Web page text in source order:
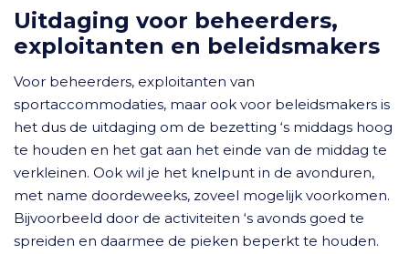
Uitdaging voor beheerders,
exploitanten en beleidsmakers
Voor beheerders, exploitanten van
sportaccommodaties, maar ook voor beleidsmakers is
het dus de uitdaging om de bezetting ‘s middags hoog
te houden en het gat aan het einde van de middag te
verkleinen. Ook wil je het knelpunt in de avonduren,
met name doordeweeks, zoveel mogelijk voorkomen.
Bijvoorbeeld door de activiteiten ‘s avonds goed te
spreiden en daarmee de pieken beperkt te houden.